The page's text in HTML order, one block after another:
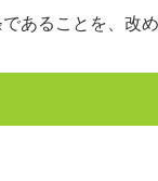
あることを、改